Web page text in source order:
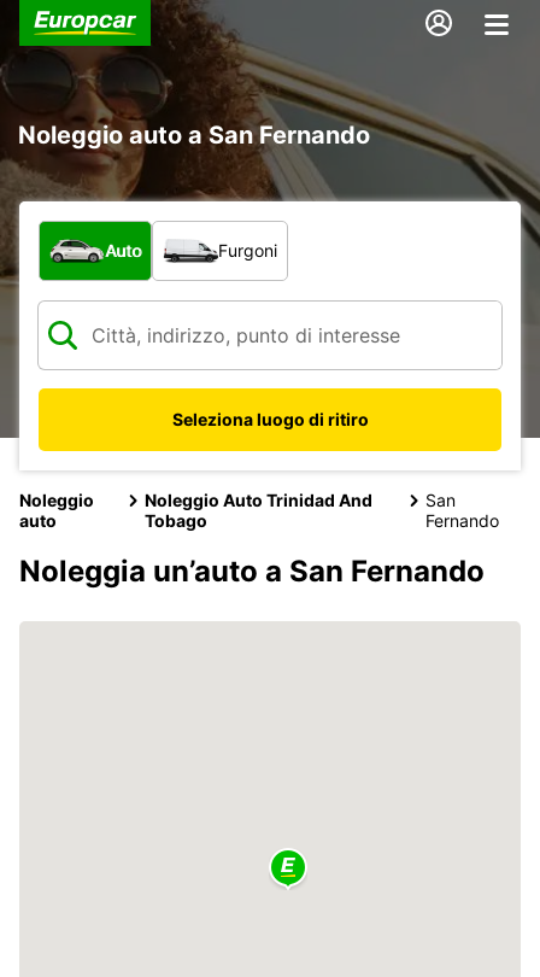
Noleggio auto a San Fernando
Scegli la tipologia di veicolo:
Auto Furgoni
Seleziona luogo di ritiro
Noleggio
auto
Noleggio Auto Trinidad And
Tobago
San
Fernando
Noleggia un’auto a San Fernando